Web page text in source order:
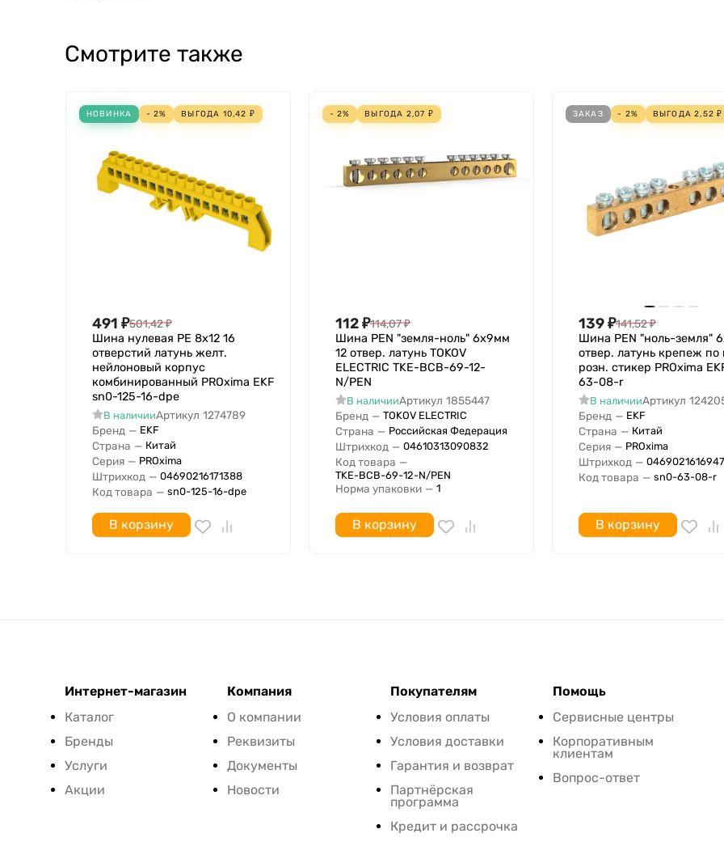
Смотрите также
НОВИНКА - 2% ВЫГОДА 10,42 ₽
491 ₽501,42₽
Шина нулевая PE 8х12 16
отверстий латунь желт.
нейлоновый корпус
комбинированный PROxima EKF
sn0-125-16-dpe
В наличииАртикул 1274789
Бренд — EKF
Страна — Китай
Серия — PROxima
Штрихкод — 04690216171388
Код товара — sn0-125-16-dpe
В корзину
- 2% ВЫГОДА 2,07 ₽
112₽114,07₽
Шина PEN "земля-ноль" 6х9мм
12 отвер. латунь TOKOV
ELECTRIC TKE-BCB-69-12-
N/PEN
В наличииАртикул 1855447
Бренд — TOKOV ELECTRIC
Страна — Российская Федерация
Штрихкод — 04610313090832
Код товара —
TKE-BCB-69-12-N/PEN
Норма упаковки — 1
В корзину
ЗАКАЗ - 2% ВЫГОДА2,52 ₽
139₽141,52₽
Шина PEN "ноль-земля"
отвер. латунь крепеж по
розн. стикер PROxima
63-08-r
В наличииАртикул
Бренд — EKF
Страна — Китай
Серия — PROxima
Штрихкод —
Код товара — sn0-63-08-r
В корзину
Интернет-магазин
Каталог
Бренды
Услуги
Акции
Компания
О компании
Реквизиты
Документы
Новости
Покупателям
Условия оплаты
Условия доставки
Гарантия и возврат
Партнёрская
программа
Кредит и рассрочка
Помощь
Сервисные центры
Корпоративным
клиентам
Вопрос-ответ